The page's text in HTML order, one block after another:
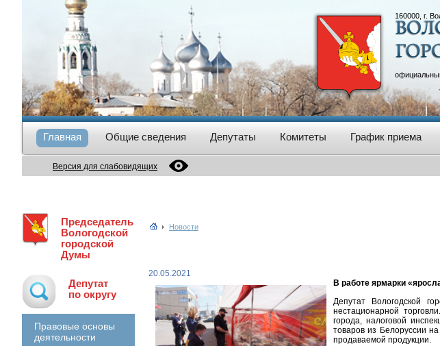
160000, г.
Главная Общие сведения Депутаты Комитеты График приема
Версия для слабовидящих
Председатель
Вологодской
городской
Думы
Депутат
по округу
Правовые основы
деятельности
Новости
20.05.2021
В работе ярмарки
Депутат Вологодской
нестационарной
города, налоговой
товаров из Белоруссии
продаваемой продукции.